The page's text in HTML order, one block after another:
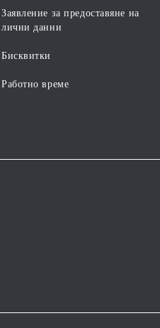
Заявление за предоставяне на
лични данни
Бисквитки
Работно време